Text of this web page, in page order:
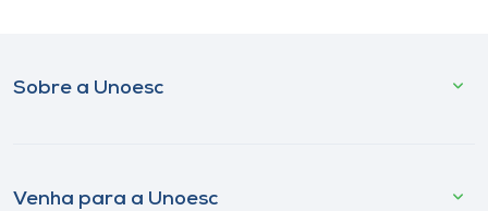
Sobre a Unoesc
Venha para a Unoesc